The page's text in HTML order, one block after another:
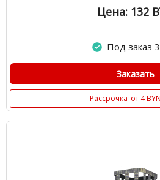
Цена: 132
Под заказ
Заказать
Рассрочка от 4